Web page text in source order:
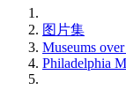
图片集
Museums
Philadelphia